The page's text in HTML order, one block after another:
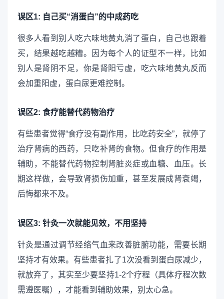
误区1: 自己买“消蛋白”的中成药吃
很多人看到别人吃六味地黄丸消了蛋白，自己也跟着
买，结果越吃越糟。因为每个人的证型不一样，比如
别人是肾阴不足，你是肾阳亏虚，吃六味地黄丸反而
会加重阳虚，蛋白尿更难控制。
误区2: 食疗能替代药物治疗
有些患者觉得“食疗没有副作用，比吃药安全”，就停了
治疗肾病的西药，只吃补肾的食物。但食疗的作用是
辅助，不能替代药物控制肾脏炎症或血糖、血压。长
期这样做，会导致肾损伤加重，甚至发展成肾衰竭，
后悔都来不及。
误区3: 针灸一次就能见效，不用坚持
针灸是通过调节经络气血来改善脏腑功能，需要长期
坚持才有效果。有些患者扎了1次没看到蛋白尿减少，
就放弃了，其实至少要坚持1-2个疗程（具体疗程次数
需遵医嘱），才能看到辅助效果，别太心急。